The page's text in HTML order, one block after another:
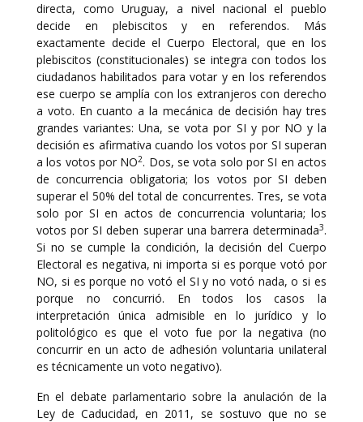
directa, como Uruguay, a nivel nacional el pueblo
decide en plebiscitos y en referendos. Más
exactamente decide el Cuerpo Electoral, que en los
plebiscitos (constitucionales) se integra con todos los
ciudadanos habilitados para votar y en los referendos
ese cuerpo se amplía con los extranjeros con derecho
a voto. En cuanto a la mecánica de decisión hay tres
grandes variantes: Una, se vota por SI y por NO y la
decisión es afirmativa cuando los votos por SI superan
a los votos por NO2. Dos, se vota solo por SI en actos
de concurrencia obligatoria; los votos por SI deben
superar el 50% del total de concurrentes. Tres, se vota
solo por SI en actos de concurrencia voluntaria; los
votos por SI deben superar una barrera determinada3.
Si no se cumple la condición, la decisión del Cuerpo
Electoral es negativa, ni importa si es porque votó por
NO, si es porque no votó el SI y no votó nada, o si es
porque no concurrió. En todos los casos la
interpretación única admisible en lo jurídico y lo
politológico es que el voto fue por la negativa (no
concurrir en un acto de adhesión voluntaria unilateral
es técnicamente un voto negativo).
En el debate parlamentario sobre la anulación de la
Ley de Caducidad, en 2011, se sostuvo que no se